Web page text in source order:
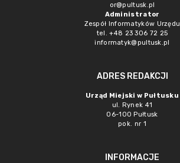
or@pultusk.pl
Administrator
Zespół Informatyków Urzędu
tel. +48 23 306 72 25
informatyk@pultusk.pl
ADRES REDAKCJI
Urząd Miejski w Pułtusku
ul. Rynek 41
06-100 Pułtusk
pok. nr 1
INFORMACJE